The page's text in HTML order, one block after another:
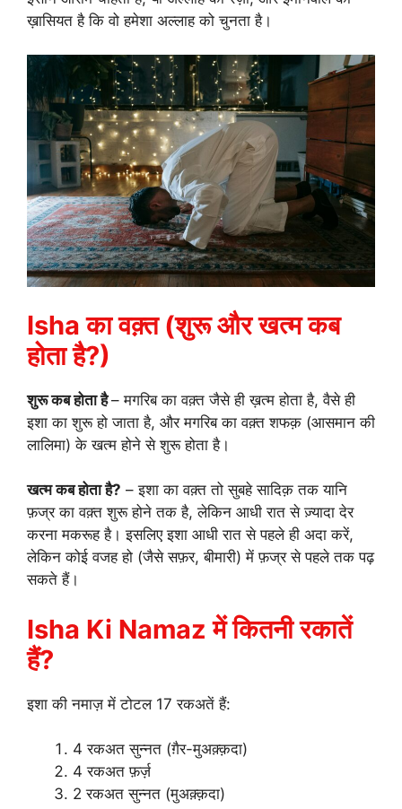
ख़ासियत है कि वो हमेशा अल्लाह को चुनता है।
Isha का वक़्त (शुरू और खत्म कब
होता है?)
शुरू कब होता है– मगरिब का वक़्त जैसे ही ख़त्म होता है, वैसे ही
इशा का शुरू हो जाता है, और मगरिब का वक़्त शफक़ (आसमान की
लालिमा) के खत्म होने से शुरू होता है।
खत्म कब होता है? – इशा का वक़्त तो सुबहे सादिक़ तक यानि
फ़ज्र का वक़्त शुरू होने तक है, लेकिन आधी रात से ज़्यादा देर
करना मकरूह है। इसलिए इशा आधी रात से पहले ही अदा करें,
लेकिन कोई वजह हो (जैसे सफ़र, बीमारी) में फ़ज्र से पहले तक पढ़
सकते हैं।
Isha Ki Namaz में कितनी रकातें
हैं?
इशा की नमाज़ में टोटल 17 रकअतें हैं:
4 रकअत सुन्नत (ग़ैर-मुअक़्क़दा)
4 रकअत फ़र्ज़
2 रकअत सुन्नत (मुअक़्क़दा)